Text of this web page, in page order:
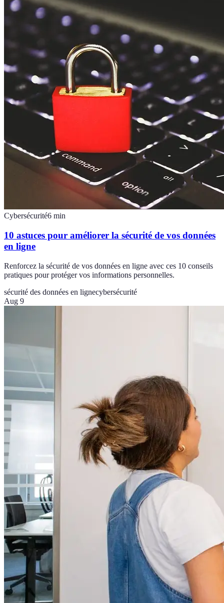
Cybersécurité6 min
10 astuces pour améliorer la sécurité de vos données
en ligne
Renforcez la sécurité de vos données en ligne avec ces 10 conseils
pratiques pour protéger vos informations personnelles.
sécurité des données en lignecybersécurité
Aug 9